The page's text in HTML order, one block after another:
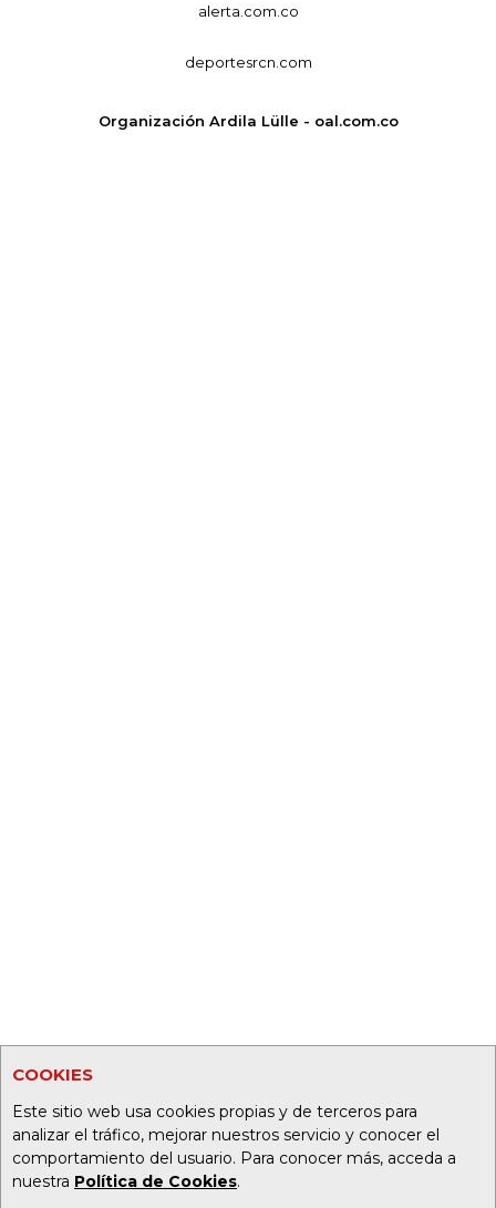
COOKIES
Este sitio web usa cookies propias y de terceros para
analizar el tráfico, mejorar nuestros servicio y conocer el
comportamiento del usuario. Para conocer más, acceda a
nuestra Política de Cookies.
alerta.com.co
deportesrcn.com
Organización Ardila Lülle - oal.com.co